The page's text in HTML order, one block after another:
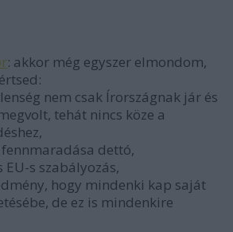
: akkor még egyszer elmondom,
nem csak Írországnak jár és
tehát nincs köze a
dettó,
s szabályozás,
hogy mindenki kap saját
de ez is mindenkire